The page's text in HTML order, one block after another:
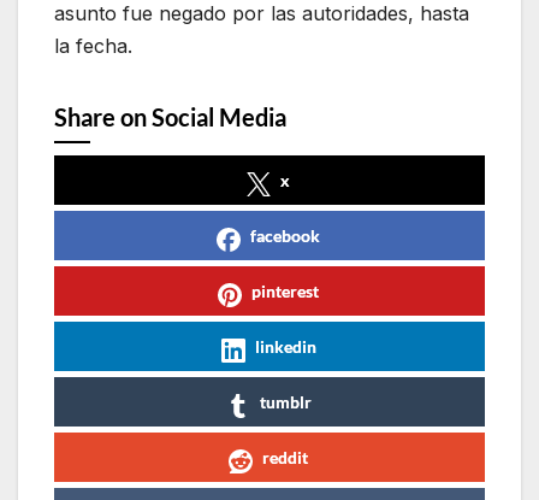
asunto fue negado por las autoridades, hasta
la fecha.
Share on Social Media
x
facebook
pinterest
linkedin
tumblr
reddit